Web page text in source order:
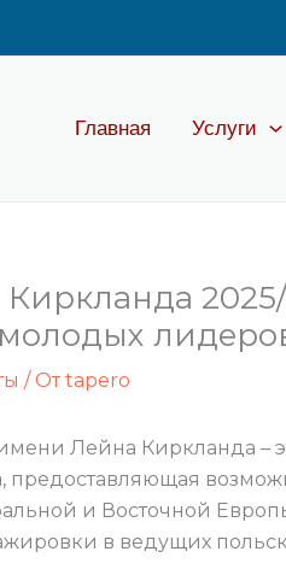
Главная Услуги
/ Отtapero
Лейна Киркланда –
предоставляющая
и Восточной
в ведущих